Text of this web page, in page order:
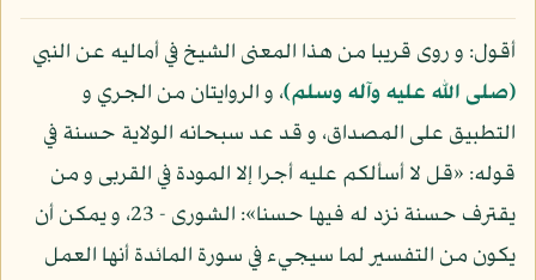
أقول: و روى قريبا من هذا المعنى الشيخ في أماليه عن النبي
(صلى الله عليه وآله وسلم)، و الروايتان من الجري و
التطبيق على المصداق، و قد عد سبحانه الولاية حسنة في
قوله: «قل لا أسألكم عليه أجرا إلا المودة في القربى و من
يقترف حسنة نزد له فيها حسنا»: الشورى - 23، و يمكن أن
يكون من التفسير لما سيجيء في سورة المائدة أنها العمل